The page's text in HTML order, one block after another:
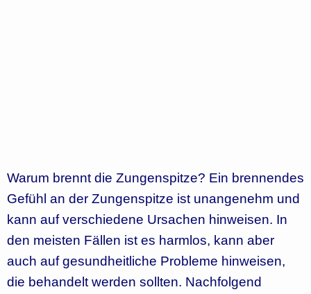
Warum brennt die Zungenspitze? Ein brennendes
Gefühl an der Zungenspitze ist unangenehm und
kann auf verschiedene Ursachen hinweisen. In
den meisten Fällen ist es harmlos, kann aber
auch auf gesundheitliche Probleme hinweisen,
die behandelt werden sollten. Nachfolgend